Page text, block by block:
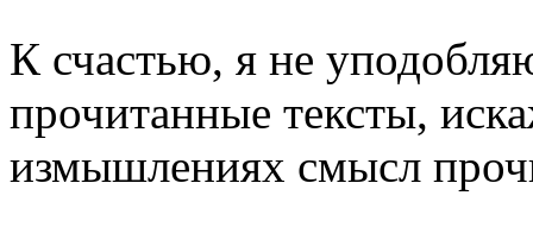
К счастью, я не
прочитанные тексты,
измышлениях смысл